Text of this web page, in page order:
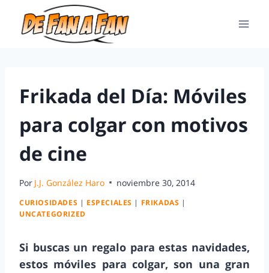
Frikada del Día: Móviles
para colgar con motivos
de cine
Por J.J. González Haro noviembre 30, 2014
CURIOSIDADES | ESPECIALES | FRIKADAS |
UNCATEGORIZED
Si buscas un regalo para estas navidades,
estos móviles para colgar, son una gran